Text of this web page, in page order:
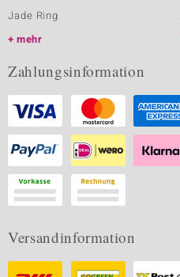
Jade Ring
mehr
Zahlungsinformation
Versandinformation